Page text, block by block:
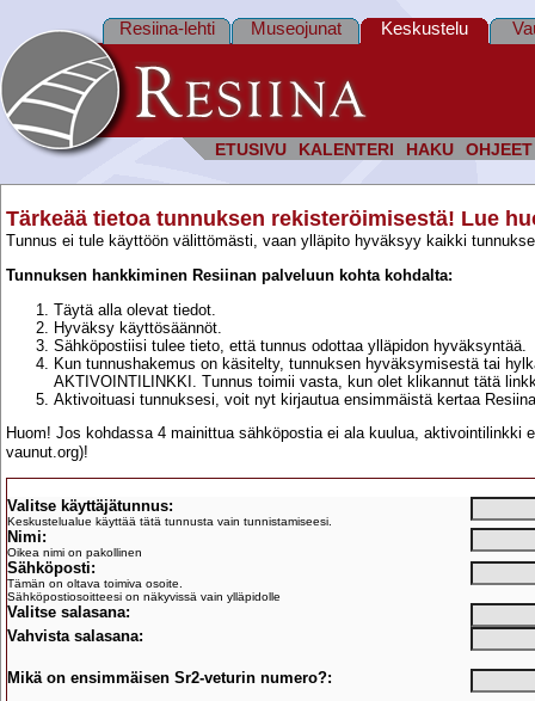
ETUSIVU KALENTERI HAKU OHJEET
Resiina-lehti Museojunat Keskustelu
Tärkeää tietoa tunnuksen rekisteröimisestä! Lue
Tunnus ei tule käyttöön välittömästi, vaan ylläpito hyväksyy kaikki
Tunnuksen hankkiminen Resiinan palveluun kohta kohdalta:
Täytä alla olevat tiedot.
Hyväksy käyttösäännöt.
Sähköpostiisi tulee tieto, että tunnus odottaa ylläpidon hyväksyntää.
Kun tunnushakemus on käsitelty, tunnuksen hyväksymisestä tai
AKTIVOINTILINKKI. Tunnus toimii vasta, kun olet klikannut tätä
Aktivoituasi tunnuksesi, voit nyt kirjautua ensimmäistä kertaa
Huom! Jos kohdassa 4 mainittua sähköpostia ei ala kuulua,
vaunut.org)!
Valitse käyttäjätunnus:
Keskustelualue käyttää tätä tunnusta vain tunnistamiseesi.
Nimi:
Oikea nimi on pakollinen
Sähköposti:
Tämän on oltava toimiva osoite.
Sähköpostiosoitteesi on näkyvissä vain ylläpidolle
Valitse salasana:
Vahvista salasana:
Mikä on ensimmäisen Sr2-veturin numero?: